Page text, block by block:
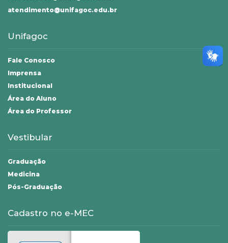
atendimento@unifagoc.edu.br
Unifagoc
Fale Conosco
Imprensa
Institucional
Área do Aluno
Área do Professor
Vestibular
Graduação
Medicina
Pós-Graduação
Cadastro no e-MEC